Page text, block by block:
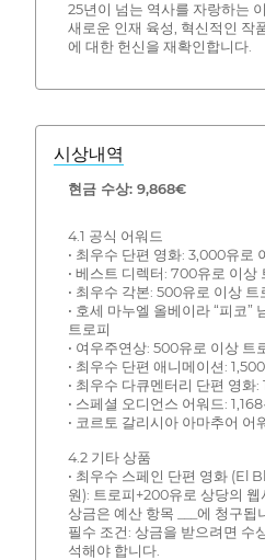
25년이 넘는 역사를 자랑하는
새로운 인재 육성, 혁신적인 작
에 대한 헌신을 재확인합니다.
시상내역
현금 수상: 9,868€
4.1 공식 어워드
• 최우수 단편 영화: 3,000유로
• 베스트 디렉터: 700유로 이상
• 최우수 각본: 500유로 이상 트
• 호세 마누엘 올베이라 “피코”
트로피
• 여우주연상: 500유로 이상 트
• 최우수 단편 애니메이션:
• 최우수 다큐멘터리 단편 영화
• 스페셜 오디언스 어워드:
• 코르토 갈리시아 아마추어 어
4.2 기타 상품
• 최우수 스페인 단편 영화 (El
원): 트로피+200유로 상당의 웹
상금은 예산 항목 ___에 청구됩
필수 조건: 상금을 받으려면 수
석해야 합니다.